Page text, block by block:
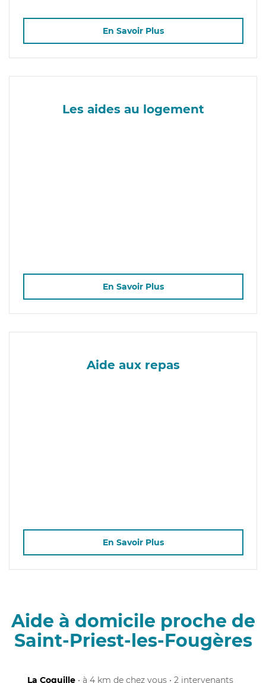
En Savoir Plus
Les aides au logement
En Savoir Plus
Aide aux repas
En Savoir Plus
Aide à domicile proche de
Saint-Priest-les-Fougères
La Coquille • à 4 km de chez vous • 2 intervenants